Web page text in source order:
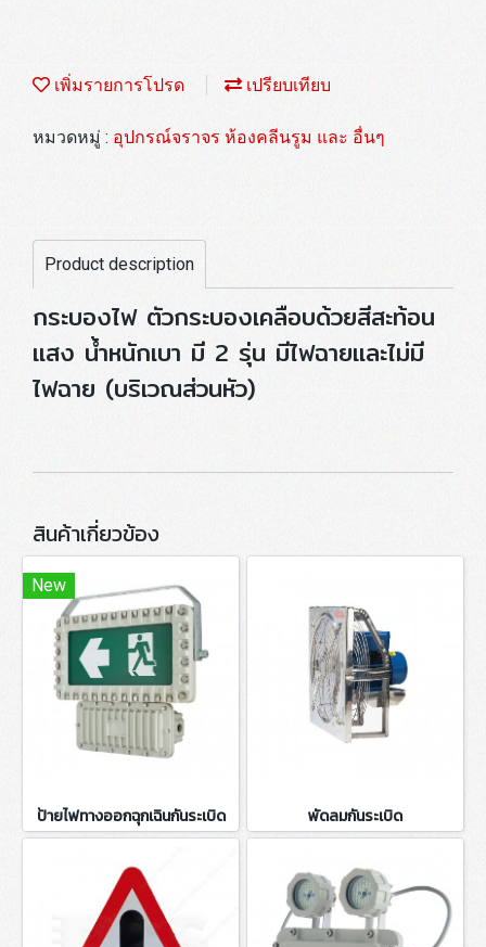
เพิ่มรายการโปรด เปรียบเทียบ
หมวดหมู่ : อุปกรณ์จราจร ห้องคลีนรูม และ อื่นๆ
Product description
กระบองไฟ ตัวกระบองเคลือบด้วยสีสะท้อน
แสง น้ำหนักเบา มี 2 รุ่น มีไฟฉายและไม่มี
ไฟฉาย (บริเวณส่วนหัว)
สินค้าเกี่ยวข้อง
New
ป้ายไฟทางออกฉุกเฉินกันระเบิด พัดลมกันระเบิด